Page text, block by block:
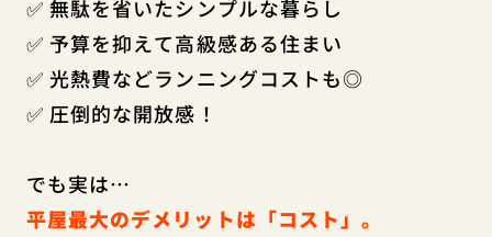
✅ 無駄を省いたシンプルな暮らし
✅ 予算を抑えて高級感ある住まい
✅ 光熱費などランニングコストも◎
✅ 圧倒的な開放感！
でも実は…
平屋最大のデメリットは「コスト」。